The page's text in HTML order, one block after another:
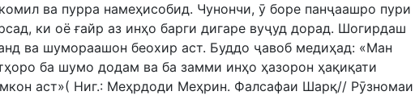
ва пурра намеҳисобид. Чунончи, ӯ боре панҷаашро пури
ки оё ғайр аз инҳо барги дигаре вуҷуд дорад. Шогирдаш
ва шумораашон беохир аст. Буддо ҷавоб медиҳад: «Ман
ба шумо додам ва ба замми инҳо ҳазорон ҳақиқати
аст»( Ниг.: Меҳрдоди Меҳрин. Фалсафаи Шарқ// Рӯзномаи